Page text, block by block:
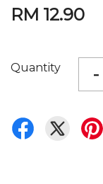
RM 12.90
Quantity -